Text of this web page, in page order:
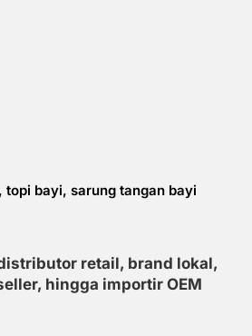
topi bayi, sarung tangan bayi
retail, brand lokal,
hingga importir OEM